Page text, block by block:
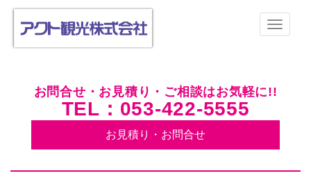
お問合せ・お見積り・ご相談はお気軽に!!
TEL：053-422-5555
お見積り・お問合せ